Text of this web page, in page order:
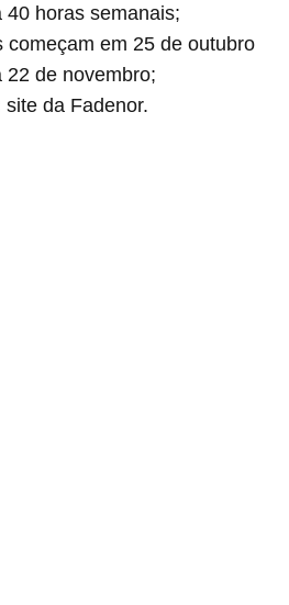
40 horas semanais;
começam em 25 de outubro
22 de novembro;
site da Fadenor.